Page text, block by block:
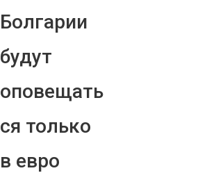
Болгарии
будут
оповещать
ся только
в евро